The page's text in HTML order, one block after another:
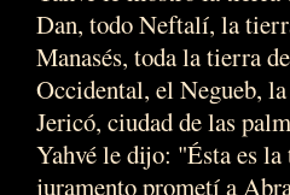
Dan, todo Neftalí, la
Manasés, toda la tierra
Occidental, el Negueb,
Jericó, ciudad de las
Yahvé le dijo: "Ésta es
juramento prometí a